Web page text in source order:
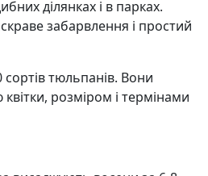
ділянках і в парках.
забарвлення і простий
сортів тюльпанів. Вони
розміром і термінами